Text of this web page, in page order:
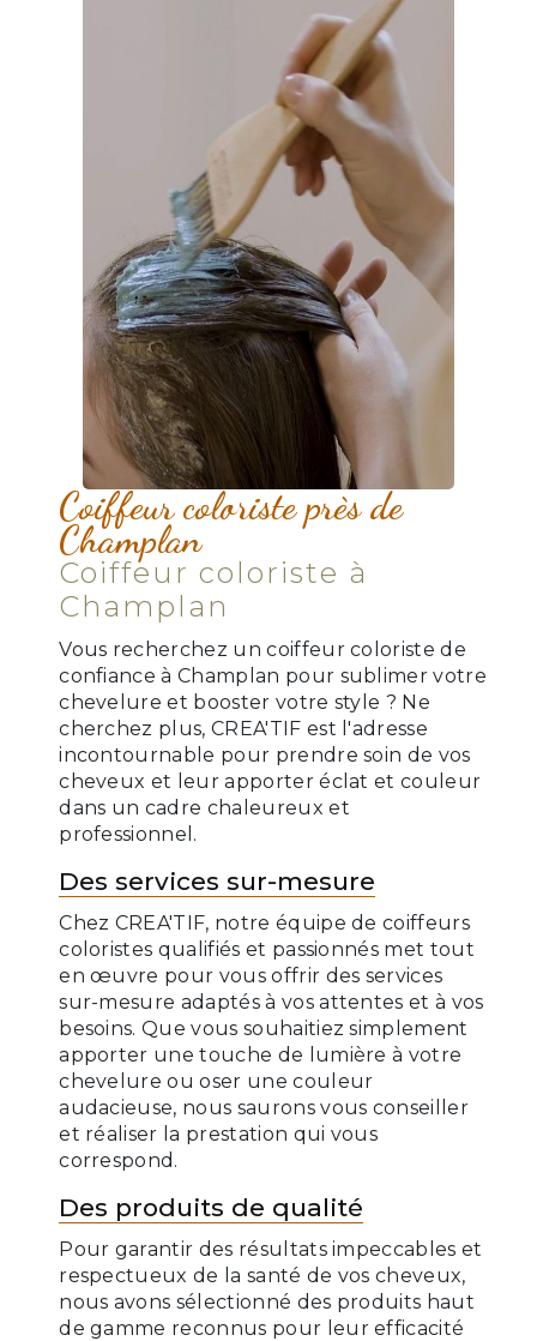
Coiffeur coloriste près de
Champlan
Coiffeur coloriste à
Champlan
Vous recherchez un coiffeur coloriste de
confiance à Champlan pour sublimer votre
chevelure et booster votre style ? Ne
cherchez plus, CREA'TIF est l'adresse
incontournable pour prendre soin de vos
cheveux et leur apporter éclat et couleur
dans un cadre chaleureux et
professionnel.
Des services sur-mesure
Chez CREA'TIF, notre équipe de coiffeurs
coloristes qualifiés et passionnés met tout
en œuvre pour vous offrir des services
sur-mesure adaptés à vos attentes et à vos
besoins. Que vous souhaitiez simplement
apporter une touche de lumière à votre
chevelure ou oser une couleur
audacieuse, nous saurons vous conseiller
et réaliser la prestation qui vous
correspond.
Des produits de qualité
Pour garantir des résultats impeccables et
respectueux de la santé de vos cheveux,
nous avons sélectionné des produits haut
de gamme reconnus pour leur efficacité